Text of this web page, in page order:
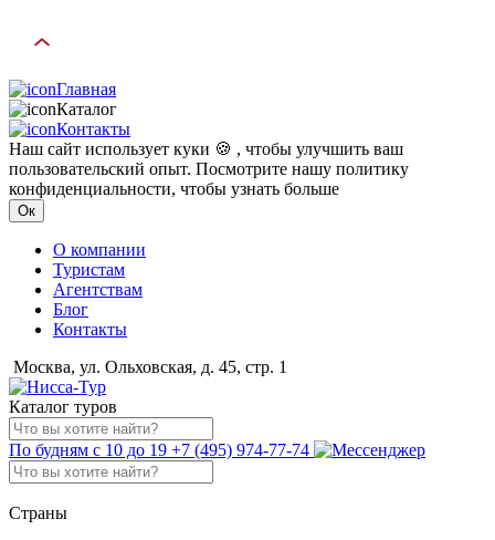
Главная
Каталог
Контакты
Наш сайт использует куки 🍪 , чтобы улучшить ваш
пользовательский опыт. Посмотрите нашу политику
конфиденциальности, чтобы узнать больше
Ок
О компании
Туристам
Агентствам
Блог
Контакты
Москва, ул. Ольховская, д. 45, стр. 1
Каталог туров
По будням с 10 до 19 +7 (495) 974-77-74
Страны